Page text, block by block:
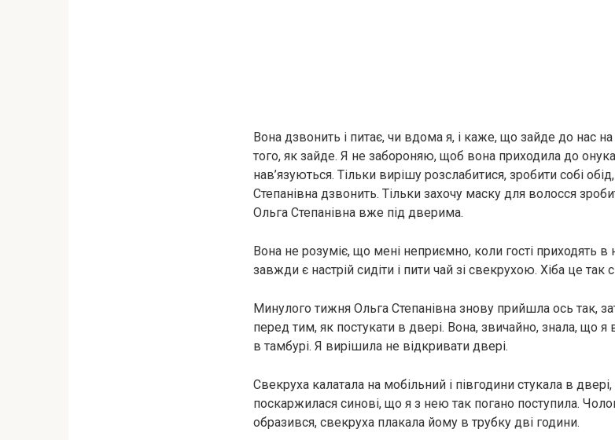
Вона дзвонить і питає, чи вдома я, і каже, що зайде до нас
того, як зайде. Я не забороняю, щоб вона приходила до
нав’язуються. Тільки вирішу розслабитися, зробити собі
Степанівна дзвонить. Тільки захочу маску для волосся
Ольга Степанівна вже під дверима.
Вона не розуміє, що мені неприємно, коли гості приходять в
завжди є настрій сидіти і пити чай зі свекрухою. Хіба це так
Минулого тижня Ольга Степанівна знову прийшла ось так,
перед тим, як постукати в двері. Вона, звичайно, знала, що
в тамбурі. Я вирішила не відкривати двері.
Свекруха калатала на мобільний і півгодини стукала в
поскаржилася синові, що я з нею так погано поступила.
образився, свекруха плакала йому в трубку дві години.